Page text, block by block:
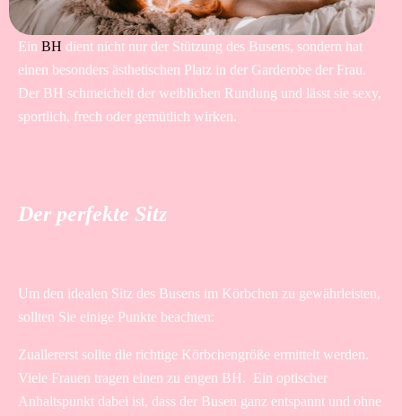
Ein BH dient nicht nur der Stützung des Busens, sondern hat
einen besonders ästhetischen Platz in der Garderobe der Frau.
Der BH schmeichelt der weiblichen Rundung und lässt sie sexy,
sportlich, frech oder gemütlich wirken.
Der perfekte Sitz
Um den idealen Sitz des Busens im Körbchen zu gewährleisten,
sollten Sie einige Punkte beachten:
Zuallererst sollte die richtige Körbchengröße ermittelt werden.
Viele Frauen tragen einen zu engen BH. Ein optischer
Anhaltspunkt dabei ist, dass der Busen ganz entspannt und ohne